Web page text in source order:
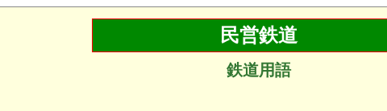
民営鉄道
鉄道用語